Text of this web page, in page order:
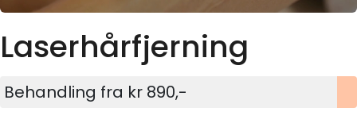
Laserhårfjerning
Behandling fra kr 890,-